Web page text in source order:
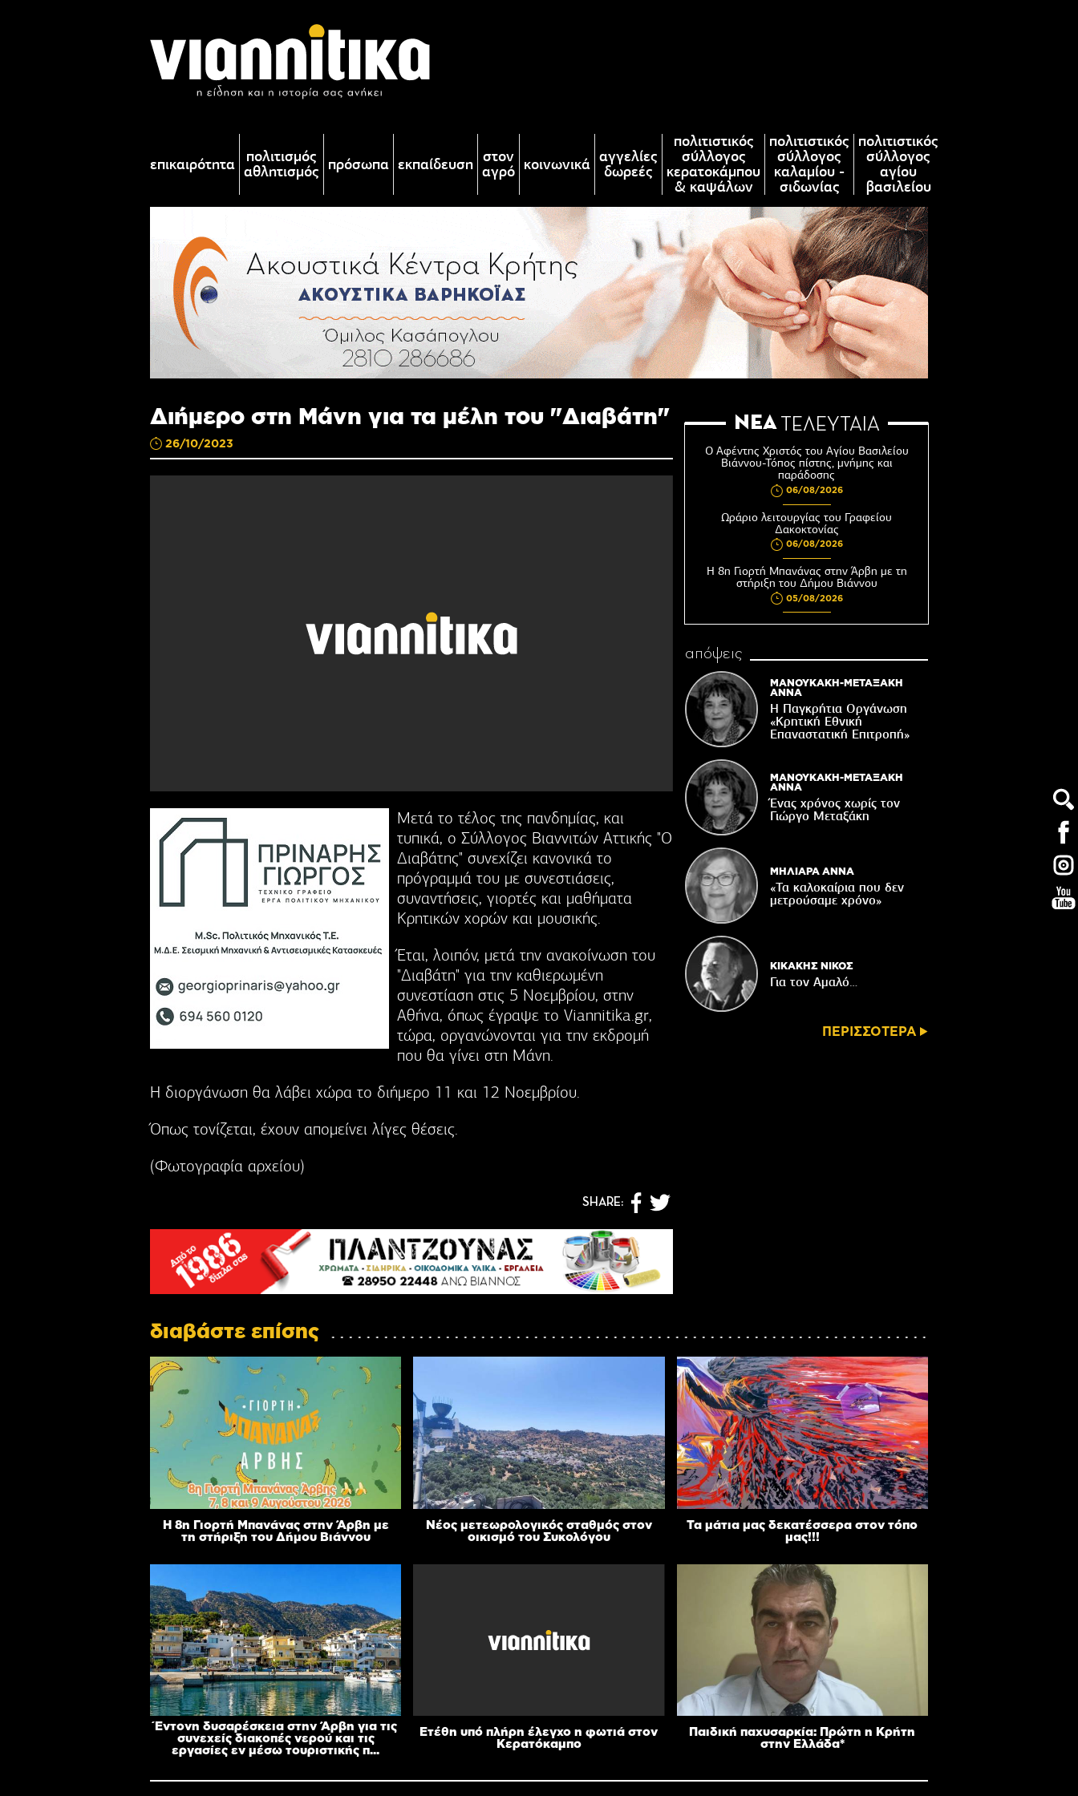
επικαιρότητα πολιτισμός
αθλητισμός πρόσωπα εκπαίδευση στον
αγρό κοινωνικά αγγελίες
δωρεές
πολιτιστικός
σύλλογος
κερατοκάμπου
& καψάλων
πολιτιστικός
σύλλογος
καλαμίου -
σιδωνίας
πολιτιστικός
σύλλογος
αγίου
βασιλείου
Διήμερο στη Μάνη για τα μέλη του "Διαβάτη"
26/10/2023
Μετά το τέλος της πανδημίας, και
τυπικά, ο Σύλλογος Βιαννιτών Αττικής "Ο
Διαβάτης" συνεχίζει κανονικά το
πρόγραμμά του με συνεστιάσεις,
συναντήσεις, γιορτές και μαθήματα
Κρητικών χορών και μουσικής.
Έται, λοιπόν, μετά την ανακοίνωση του
"Διαβάτη" για την καθιερωμένη
συνεστίαση στις 5 Νοεμβρίου, στην
Αθήνα, όπως έγραψε το Viannitika.gr,
τώρα, οργανώνονται για την εκδρομή
που θα γίνει στη Μάνη.
Η διοργάνωση θα λάβει χώρα το διήμερο 11 και 12 Νοεμβρίου.
Όπως τονίζεται, έχουν απομείνει λίγες θέσεις.
(Φωτογραφία αρχείου)
SHARE:
ΝΕΑ ΤΕΛΕΥΤΑΙΑ
Ο Αφέντης Χριστός του Αγίου Βασιλείου
Βιάννου-Τόπος πίστης, μνήμης και
παράδοσης
06/08/2026
Ωράριο λειτουργίας του Γραφείου
Δακοκτονίας
06/08/2026
Η 8η Γιορτή Μπανάνας στην Άρβη με τη
στήριξη του Δήμου Βιάννου
05/08/2026
Νέος μετεωρολογικός σταθμός στον
Κορυφώνονται οι «Τέχνες του Νότου»
05/08/2026
Γιορτάζει ο Ιερός Ναός του Αφέντη Χριστού
στο Βαχό
Οι ευχές του πατέρα...
04/08/2026
Σε δημόσια διαβούλευση η ΣΜΠΕ για το
επενδυτικό σχέδιο «PHĀEA – South Crete»
απόψεις
ΜΑΝΟΥΚΑΚΗ-ΜΕΤΑΞΑΚΗ
ΑΝΝΑ
Η Παγκρήτια Οργάνωση
«Κρητική Εθνική
Επαναστατική Eπιτροπή»
ΜΑΝΟΥΚΑΚΗ-ΜΕΤΑΞΑΚΗ
ΑΝΝΑ
Ένας χρόνος χωρίς τον
Γιώργο Μεταξάκη
ΜΗΛΙΑΡΑ ΑΝΝΑ
«Τα καλοκαίρια που δεν
μετρούσαμε χρόνο»
ΚΙΚΑΚΗΣ ΝΙΚΟΣ
Για τον Αμαλό…
ΠΕΡΙΣΣΟΤΕΡΑ
διαβάστε επίσης
Η 8η Γιορτή Μπανάνας στην Άρβη με
τη στήριξη του Δήμου Βιάννου
Νέος μετεωρολογικός σταθμός στον
οικισμό του Συκολόγου
Τα μάτια μας δεκατέσσερα στον τόπο
μας!!!
Έντονη δυσαρέσκεια στην Άρβη για τις
συνεχείς διακοπές νερού και τις
εργασίες εν μέσω τουριστικής π...
Ετέθη υπό πλήρη έλεγχο η φωτιά στον
Κερατόκαμπο
Παιδική παχυσαρκία: Πρώτη η Κρήτη
στην Ελλάδα*